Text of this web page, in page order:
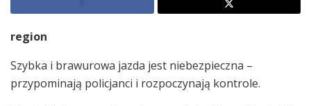
region
Szybka i brawurowa jazda jest niebezpieczna –
przypominają policjanci i rozpoczynają kontrole.